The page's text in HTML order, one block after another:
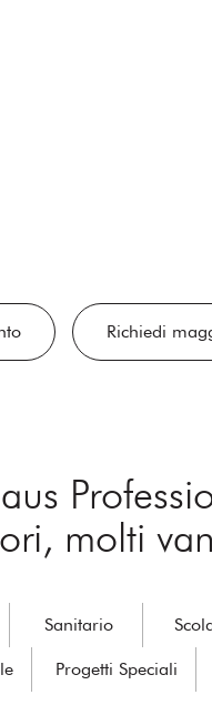
Richiedi
molti
Sanitario
Progetti Speciali